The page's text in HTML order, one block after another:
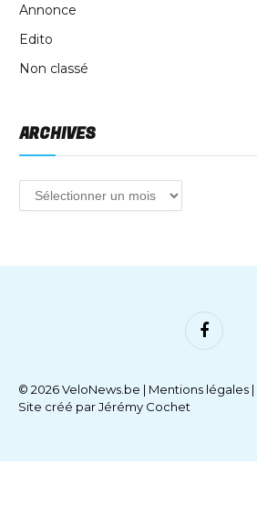
Annonce
Edito
Non classé
ARCHIVES
Facebook
© 2026 VeloNews.be | Mentions légales |
Site créé parJérémy Cochet